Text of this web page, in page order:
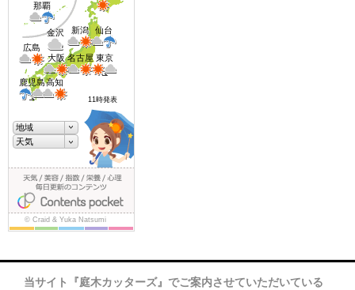
当サイト『庭木カッターズ』でご案内させていただいている